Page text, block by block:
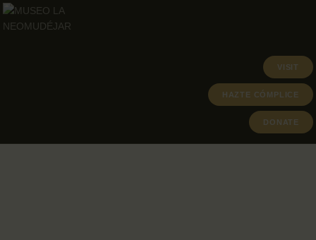
VISIT
HAZTE CÓMPLICE
DONATE